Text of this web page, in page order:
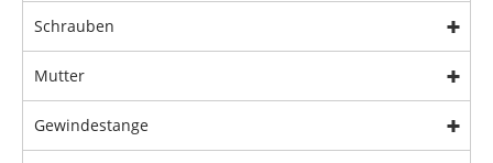
Schrauben
Mutter
Gewindestange